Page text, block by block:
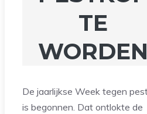
TE
WORDEN
De jaarlijkse Week tegen
is begonnen. Dat ontlokte de